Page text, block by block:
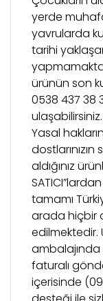
yerde
yavrularda
tarihi
ürünün son
0538 437 38
Yasal
dostlarınızın
aldığınız
tamamı
arada hiçbir
edilmektedir.
ambalajında
faturalı
içerisinde